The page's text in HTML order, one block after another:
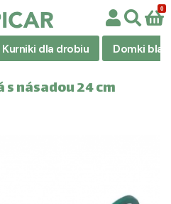
Kurniki dla drobiu Domki
násadou 24 cm